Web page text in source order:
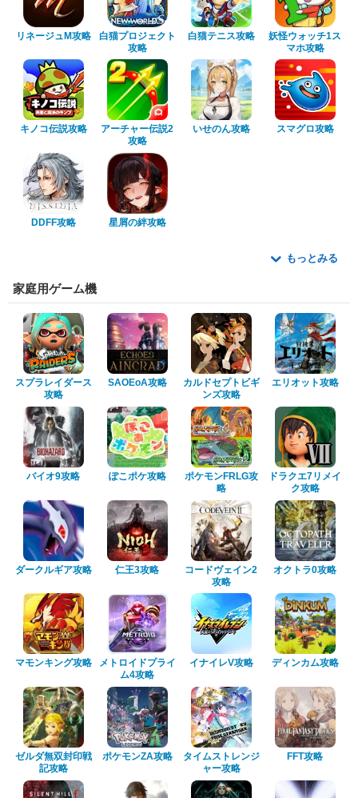
リネージュM攻略
白猫プロジェクト
攻略
白猫テニス攻略
妖怪ウォッチ1ス
マホ攻略
キノコ伝説攻略
アーチャー伝説2
攻略
いせのん攻略 スマグロ攻略
DDFF攻略 星屑の絆攻略
もっとみる
家庭用ゲーム機
スプラレイダース
攻略
SAOEoA攻略
カルドセプトビギ
ンズ攻略
エリオット攻略
バイオ9攻略 ぽこポケ攻略
ポケモンFRLG攻
略
ドラクエ7リメイ
ク攻略
ダークルギア攻略 仁王3攻略
コードヴェイン2
攻略
オクトラ0攻略
マモンキング攻略
メトロイドプライ
ム4攻略
イナイレV攻略 ディンカム攻略
ゼルダ無双封印戦
記攻略
ポケモンZA攻略
タイムストレンジ
ャー攻略
FFT攻略